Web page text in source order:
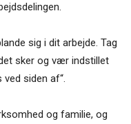
sig i dit arbejde. Tag
sker og vær indstillet
siden af“.
og familie, og